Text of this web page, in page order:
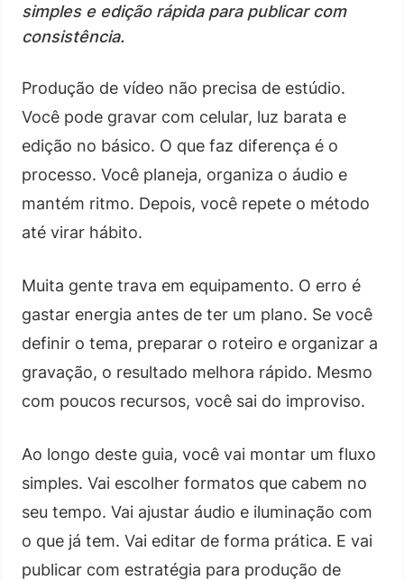
simples e edição rápida para publicar com
consistência.
Produção de vídeo não precisa de estúdio.
Você pode gravar com celular, luz barata e
edição no básico. O que faz diferença é o
processo. Você planeja, organiza o áudio e
mantém ritmo. Depois, você repete o método
até virar hábito.
Muita gente trava em equipamento. O erro é
gastar energia antes de ter um plano. Se você
definir o tema, preparar o roteiro e organizar a
gravação, o resultado melhora rápido. Mesmo
com poucos recursos, você sai do improviso.
Ao longo deste guia, você vai montar um fluxo
simples. Vai escolher formatos que cabem no
seu tempo. Vai ajustar áudio e iluminação com
o que já tem. Vai editar de forma prática. E vai
publicar com estratégia para produção de